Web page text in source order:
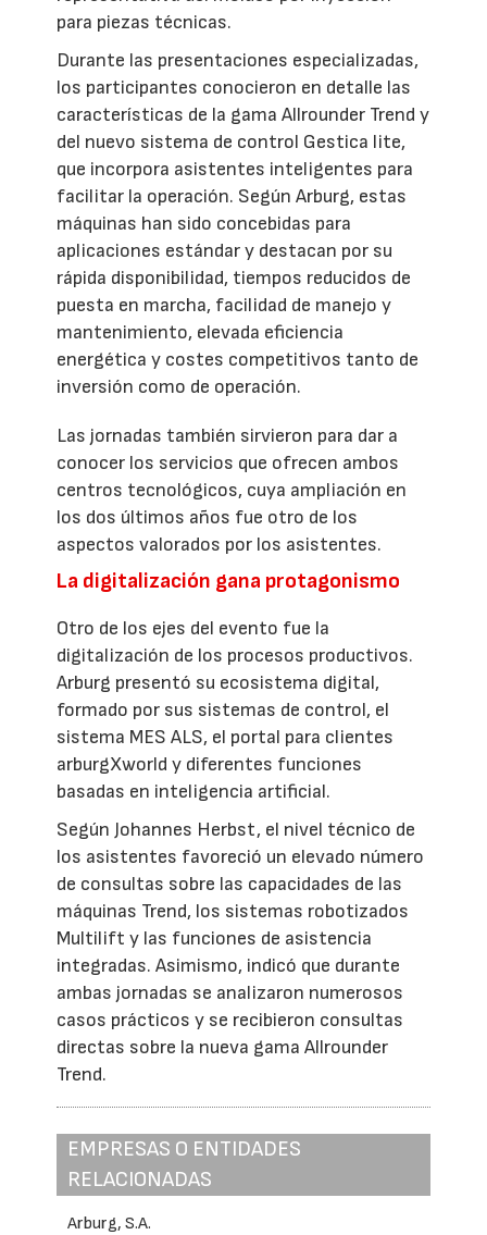
para piezas técnicas.
Durante las presentaciones especializadas,
los participantes conocieron en detalle las
características de la gama Allrounder Trend y
del nuevo sistema de control Gestica lite,
que incorpora asistentes inteligentes para
facilitar la operación. Según Arburg, estas
máquinas han sido concebidas para
aplicaciones estándar y destacan por su
rápida disponibilidad, tiempos reducidos de
puesta en marcha, facilidad de manejo y
mantenimiento, elevada eficiencia
energética y costes competitivos tanto de
inversión como de operación.
Las jornadas también sirvieron para dar a
conocer los servicios que ofrecen ambos
centros tecnológicos, cuya ampliación en
los dos últimos años fue otro de los
aspectos valorados por los asistentes.
La digitalización gana protagonismo
Otro de los ejes del evento fue la
digitalización de los procesos productivos.
Arburg presentó su ecosistema digital,
formado por sus sistemas de control, el
sistema MES ALS, el portal para clientes
arburgXworld y diferentes funciones
basadas en inteligencia artificial.
Según Johannes Herbst, el nivel técnico de
los asistentes favoreció un elevado número
de consultas sobre las capacidades de las
máquinas Trend, los sistemas robotizados
Multilift y las funciones de asistencia
integradas. Asimismo, indicó que durante
ambas jornadas se analizaron numerosos
casos prácticos y se recibieron consultas
directas sobre la nueva gama Allrounder
Trend.
EMPRESAS O ENTIDADES
RELACIONADAS
Arburg, S.A.